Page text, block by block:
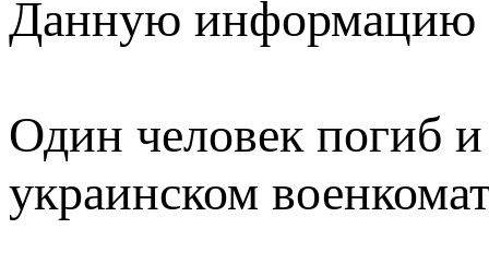
Данную информацию
Один человек погиб
украинском